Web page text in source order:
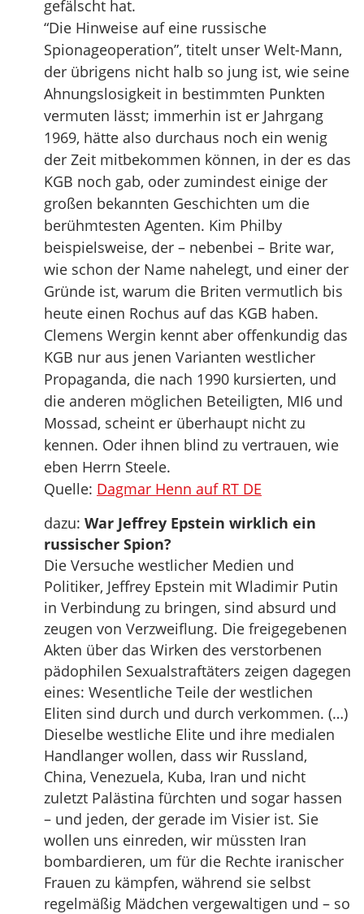
gefälscht hat.
“Die Hinweise auf eine russische
Spionageoperation”, titelt unser Welt-Mann,
der übrigens nicht halb so jung ist, wie seine
Ahnungslosigkeit in bestimmten Punkten
vermuten lässt; immerhin ist er Jahrgang
1969, hätte also durchaus noch ein wenig
der Zeit mitbekommen können, in der es das
KGB noch gab, oder zumindest einige der
großen bekannten Geschichten um die
berühmtesten Agenten. Kim Philby
beispielsweise, der – nebenbei – Brite war,
wie schon der Name nahelegt, und einer der
Gründe ist, warum die Briten vermutlich bis
heute einen Rochus auf das KGB haben.
Clemens Wergin kennt aber offenkundig das
KGB nur aus jenen Varianten westlicher
Propaganda, die nach 1990 kursierten, und
die anderen möglichen Beteiligten, MI6 und
Mossad, scheint er überhaupt nicht zu
kennen. Oder ihnen blind zu vertrauen, wie
eben Herrn Steele.
Quelle: Dagmar Henn auf RT DE
dazu: War Jeffrey Epstein wirklich ein
russischer Spion?
Die Versuche westlicher Medien und
Politiker, Jeffrey Epstein mit Wladimir Putin
in Verbindung zu bringen, sind absurd und
zeugen von Verzweiflung. Die freigegebenen
Akten über das Wirken des verstorbenen
pädophilen Sexualstraftäters zeigen dagegen
eines: Wesentliche Teile der westlichen
Eliten sind durch und durch verkommen. (…)
Dieselbe westliche Elite und ihre medialen
Handlanger wollen, dass wir Russland,
China, Venezuela, Kuba, Iran und nicht
zuletzt Palästina fürchten und sogar hassen
– und jeden, der gerade im Visier ist. Sie
wollen uns einreden, wir müssten Iran
bombardieren, um für die Rechte iranischer
Frauen zu kämpfen, während sie selbst
regelmäßig Mädchen vergewaltigen und – so